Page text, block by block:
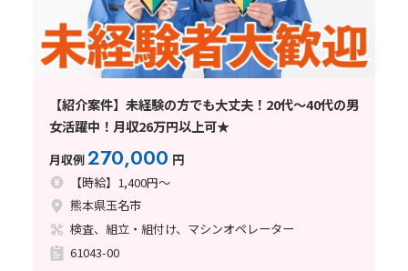
【紹介案件】未経験の方でも大丈夫！20代～40代の男
女活躍中！月収26万円以上可★
月収例270,000 円
【時給】1,400円～
熊本県玉名市
検査、組立・組付け、マシンオペレーター
61043-00